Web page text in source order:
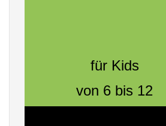
für Kids
von 6 bis 12